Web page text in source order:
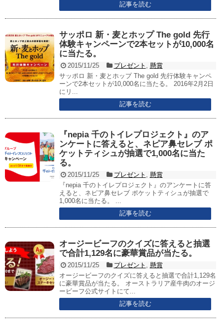
記事を読む
サッポロ 新・麦とホップ The gold 先行
体験キャンペーンで2本セットが10,000名
に当たる。
2015/11/25 プレゼント , 懸賞
サッポロ 新・麦とホップ The gold 先行体験キャンペ
ーンで2本セットが10,000名に当たる。 2016年2月2日
にリ...
記事を読む
『nepia 千のトイレプロジェクト』のア
ンケートに答えると、ネピア鼻セレブ ポ
ケットティシュが抽選で1,000名に当た
る。
2015/11/25 プレゼント , 懸賞
『nepia 千のトイレプロジェクト』のアンケートに答
えると、ネピア鼻セレブ ポケットティシュが抽選で
1,000名に当たる。 ...
記事を読む
オージービーフのクイズに答えると抽選
で合計1,129名に豪華賞品が当たる。
2015/11/25 プレゼント , 懸賞
オージービーフのクイズに答えると抽選で合計1,129名
に豪華賞品が当たる。 オーストラリア産牛肉のオージ
ービーフ公式サイトにて...
記事を読む